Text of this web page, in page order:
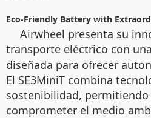
Eco-Friendly Battery with
Airwheel presenta su
transporte eléctrico con una
diseñada para ofrecer
El SE3MiniT combina
sostenibilidad, permitiendo
comprometer el medio